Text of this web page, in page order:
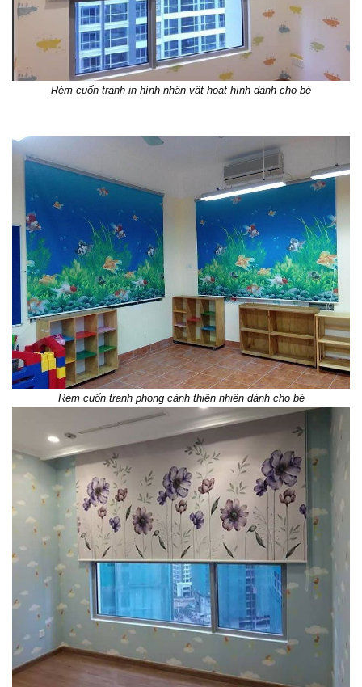
Rèm cuốn tranh in hình nhân vật hoạt hình dành cho bé
Rèm cuốn tranh phong cảnh thiên nhiên dành cho bé